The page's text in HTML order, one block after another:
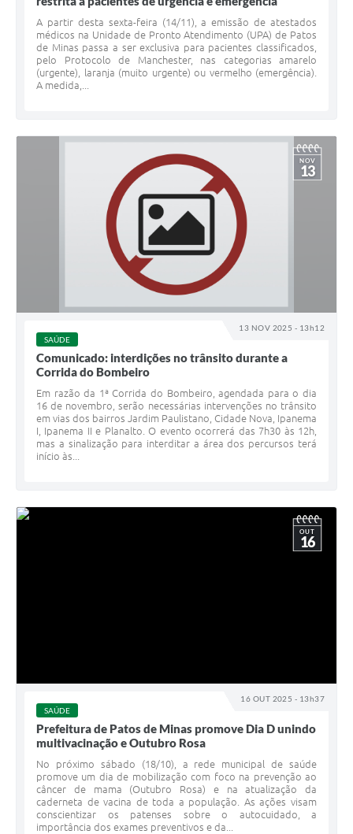
A partir desta sexta-feira (14/11), a emissão de atestados
médicos na Unidade de Pronto Atendimento (UPA) de Patos
de Minas passa a ser exclusiva para pacientes classificados,
pelo Protocolo de Manchester, nas categorias amarelo
(urgente), laranja (muito urgente) ou vermelho (emergência).
A medida,...
13 NOV 2025 - 13h12
NOV
13
SAÚDE
Comunicado: interdições no trânsito durante a
Corrida do Bombeiro
Em razão da 1ª Corrida do Bombeiro, agendada para o dia
16 de novembro, serão necessárias intervenções no trânsito
em vias dos bairros Jardim Paulistano, Cidade Nova, Ipanema
I, Ipanema II e Planalto. O evento ocorrerá das 7h30 às 12h,
mas a sinalização para interditar a área dos percursos terá
início às...
16 OUT 2025 - 13h37
OUT
16
SAÚDE
Prefeitura de Patos de Minas promove Dia D unindo
multivacinação e Outubro Rosa
No próximo sábado (18/10), a rede municipal de saúde
promove um dia de mobilização com foco na prevenção ao
câncer de mama (Outubro Rosa) e na atualização da
caderneta de vacina de toda a população. As ações visam
conscientizar os patenses sobre o autocuidado, a
importância dos exames preventivos e da...